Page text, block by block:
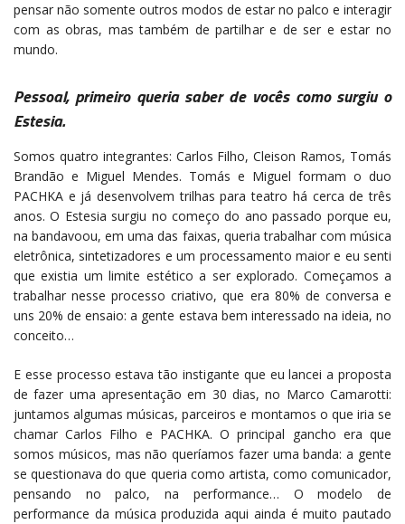
pensar não somente outros modos de estar no palco e interagir
com as obras, mas também de partilhar e de ser e estar no
mundo.
Pessoal, primeiro queria saber de vocês como surgiu o
Estesia.
Somos quatro integrantes: Carlos Filho, Cleison Ramos, Tomás
Brandão e Miguel Mendes. Tomás e Miguel formam o duo
PACHKA e já desenvolvem trilhas para teatro há cerca de três
anos. O Estesia surgiu no começo do ano passado porque eu,
na bandavoou, em uma das faixas, queria trabalhar com música
eletrônica, sintetizadores e um processamento maior e eu senti
que existia um limite estético a ser explorado. Começamos a
trabalhar nesse processo criativo, que era 80% de conversa e
uns 20% de ensaio: a gente estava bem interessado na ideia, no
conceito…
E esse processo estava tão instigante que eu lancei a proposta
de fazer uma apresentação em 30 dias, no Marco Camarotti:
juntamos algumas músicas, parceiros e montamos o que iria se
chamar Carlos Filho e PACHKA. O principal gancho era que
somos músicos, mas não queríamos fazer uma banda: a gente
se questionava do que queria como artista, como comunicador,
pensando no palco, na performance… O modelo de
performance da música produzida aqui ainda é muito pautado